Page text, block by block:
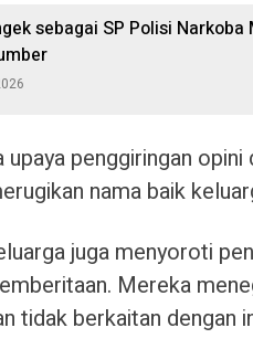
sebagai SP Polisi Narkoba
upaya penggiringan
nama baik
juga menyoroti
Mereka
tidak berkaitan dengan